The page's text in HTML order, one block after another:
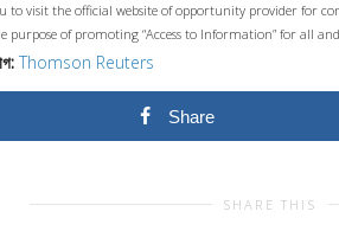
to visit the official website of opportunity provider for
purpose of promoting “Access to Information” for all
Thomson Reuters
Share
SHARE THIS